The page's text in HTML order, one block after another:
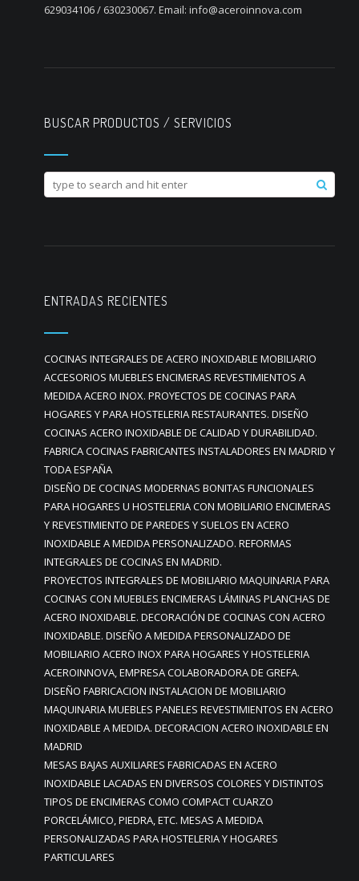
629034106 / 630230067. Email: info@aceroinnova.com
BUSCAR PRODUCTOS / SERVICIOS
ENTRADAS RECIENTES
COCINAS INTEGRALES DE ACERO INOXIDABLE MOBILIARIO
ACCESORIOS MUEBLES ENCIMERAS REVESTIMIENTOS A
MEDIDA ACERO INOX. PROYECTOS DE COCINAS PARA
HOGARES Y PARA HOSTELERIA RESTAURANTES. DISEÑO
COCINAS ACERO INOXIDABLE DE CALIDAD Y DURABILIDAD.
FABRICA COCINAS FABRICANTES INSTALADORES EN MADRID Y
TODA ESPAÑA
DISEÑO DE COCINAS MODERNAS BONITAS FUNCIONALES
PARA HOGARES U HOSTELERIA CON MOBILIARIO ENCIMERAS
Y REVESTIMIENTO DE PAREDES Y SUELOS EN ACERO
INOXIDABLE A MEDIDA PERSONALIZADO. REFORMAS
INTEGRALES DE COCINAS EN MADRID.
PROYECTOS INTEGRALES DE MOBILIARIO MAQUINARIA PARA
COCINAS CON MUEBLES ENCIMERAS LÁMINAS PLANCHAS DE
ACERO INOXIDABLE. DECORACIÓN DE COCINAS CON ACERO
INOXIDABLE. DISEÑO A MEDIDA PERSONALIZADO DE
MOBILIARIO ACERO INOX PARA HOGARES Y HOSTELERIA
ACEROINNOVA, EMPRESA COLABORADORA DE GREFA.
DISEÑO FABRICACION INSTALACION DE MOBILIARIO
MAQUINARIA MUEBLES PANELES REVESTIMIENTOS EN ACERO
INOXIDABLE A MEDIDA. DECORACION ACERO INOXIDABLE EN
MADRID
MESAS BAJAS AUXILIARES FABRICADAS EN ACERO
INOXIDABLE LACADAS EN DIVERSOS COLORES Y DISTINTOS
TIPOS DE ENCIMERAS COMO COMPACT CUARZO
PORCELÁMICO, PIEDRA, ETC. MESAS A MEDIDA
PERSONALIZADAS PARA HOSTELERIA Y HOGARES
PARTICULARES